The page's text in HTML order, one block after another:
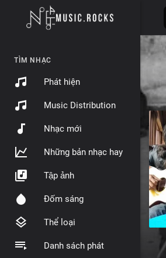
TÌM NHẠC
Phát hiện
Music Distribution
Nhạc mới
Những bản nhạc hay
Tập ảnh
Đốm sáng
Thể loại
Danh sách phát